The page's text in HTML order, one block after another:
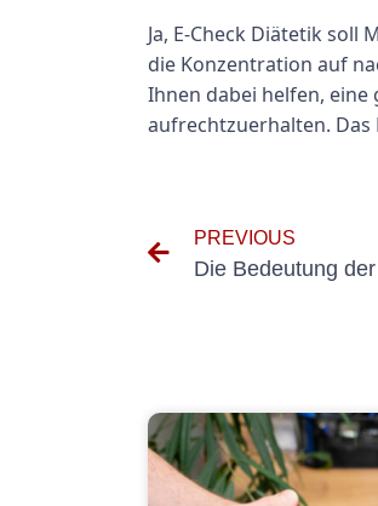
Ja, E-Check Diätetik
die Konzentration auf
Ihnen dabei helfen,
aufrechtzuerhalten.
PREVIOUS